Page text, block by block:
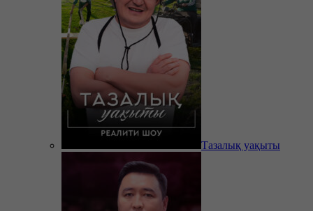
Тазалық уақыты